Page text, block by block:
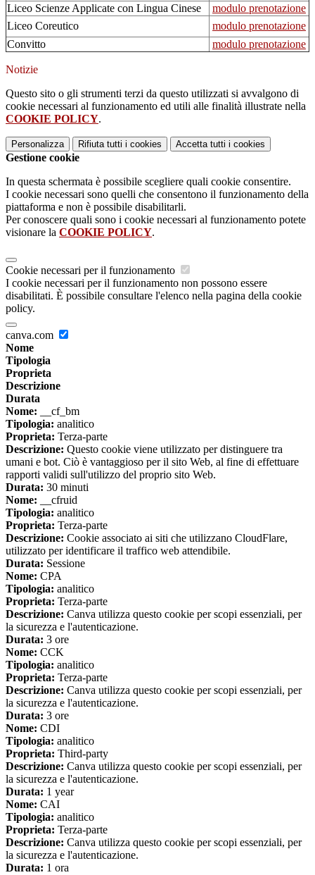
Liceo Scienze Applicate con Lingua Cinese
modulo prenotazione
Liceo Coreutico
modulo prenotazione
Convitto
modulo prenotazione
Notizie
Questo sito o gli strumenti terzi da questo utilizzati si avvalgono di
cookie necessari al funzionamento ed utili alle finalità illustrate nella
COOKIE POLICY.
Personalizza Rifiuta tutti i cookies Accetta tutti i cookies
Gestione cookie
In questa schermata è possibile scegliere quali cookie consentire.
I cookie necessari sono quelli che consentono il funzionamento della
piattaforma e non è possibile disabilitarli.
Per conoscere quali sono i cookie necessari al funzionamento potete
visionare la COOKIE POLICY.
Cookie necessari per il funzionamento
I cookie necessari per il funzionamento non possono essere
disabilitati. È possibile consultare l'elenco nella pagina della cookie
policy.
canva.com
Nome
Tipologia
Proprieta
Descrizione
Durata
Nome: __cf_bm
Tipologia: analitico
Proprieta: Terza-parte
Descrizione: Questo cookie viene utilizzato per distinguere tra
umani e bot. Ciò è vantaggioso per il sito Web, al fine di effettuare
rapporti validi sull'utilizzo del proprio sito Web.
Durata: 30 minuti
Nome: __cfruid
Tipologia: analitico
Proprieta: Terza-parte
Descrizione: Cookie associato ai siti che utilizzano CloudFlare,
utilizzato per identificare il traffico web attendibile.
Durata: Sessione
Nome: CPA
Tipologia: analitico
Proprieta: Terza-parte
Descrizione: Canva utilizza questo cookie per scopi essenziali, per
la sicurezza e l'autenticazione.
Durata: 3 ore
Nome: CCK
Tipologia: analitico
Proprieta: Terza-parte
Descrizione: Canva utilizza questo cookie per scopi essenziali, per
la sicurezza e l'autenticazione.
Durata: 3 ore
Nome: CDI
Tipologia: analitico
Proprieta: Third-party
Descrizione: Canva utilizza questo cookie per scopi essenziali, per
la sicurezza e l'autenticazione.
Durata: 1 year
Nome: CAI
Tipologia: analitico
Proprieta: Terza-parte
Descrizione: Canva utilizza questo cookie per scopi essenziali, per
la sicurezza e l'autenticazione.
Durata: 1 ora